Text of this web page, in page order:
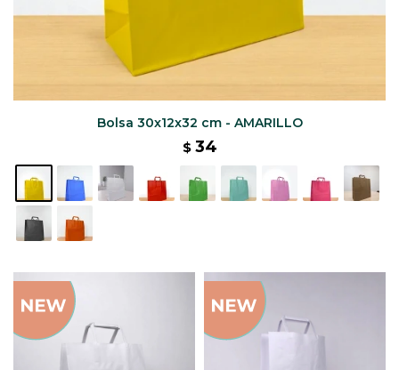
Bolsa 30x12x32 cm - AMARILLO
$ 34